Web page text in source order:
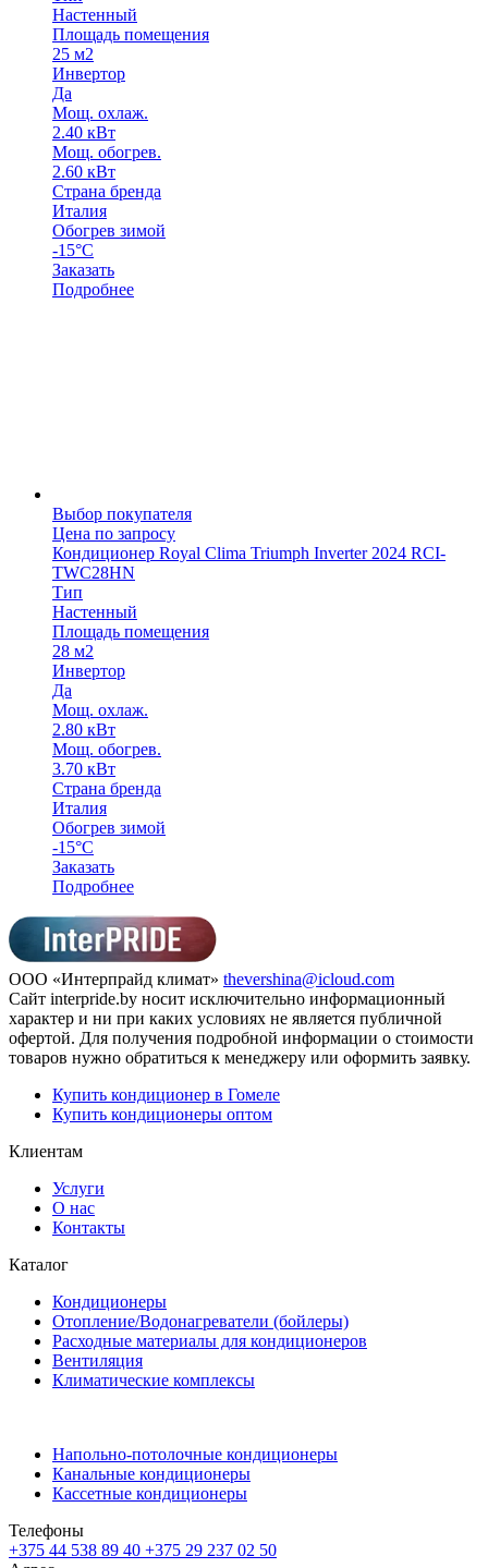
Настенный
Площадь помещения
25 м2
Инвертор
Да
Мощ. охлаж.
2.40 кВт
Мощ. обогрев.
2.60 кВт
Страна бренда
Италия
Обогрев зимой
-15°С
Заказать
Подробнее
Выбор покупателя
Цена по запросу
Кондиционер Royal Clima Triumph Inverter 2024 RCI-
TWC28HN
Тип
Настенный
Площадь помещения
28 м2
Инвертор
Да
Мощ. охлаж.
2.80 кВт
Мощ. обогрев.
3.70 кВт
Страна бренда
Италия
Обогрев зимой
-15°С
Заказать
Подробнее
ООО «Интерпрайд климат» thevershina@icloud.com
Сайт interpride.by носит исключительно информационный
характер и ни при каких условиях не является публичной
офертой. Для получения подробной информации о стоимости
товаров нужно обратиться к менеджеру или оформить заявку.
Купить кондиционер в Гомеле
Купить кондиционеры оптом
Клиентам
Услуги
О нас
Контакты
Каталог
Кондиционеры
Отопление/Водонагреватели (бойлеры)
Расходные материалы для кондиционеров
Вентиляция
Климатические комплексы
Напольно-потолочные кондиционеры
Канальные кондиционеры
Кассетные кондиционеры
Телефоны
+375 44 538 89 40 +375 29 237 02 50